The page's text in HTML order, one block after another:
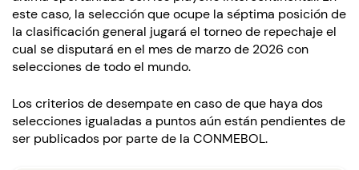
este caso, la selección que ocupe la séptima posición de
la clasificación general jugará el torneo de repechaje el
cual se disputará en el mes de marzo de 2026 con
selecciones de todo el mundo.
Los criterios de desempate en caso de que haya dos
selecciones igualadas a puntos aún están pendientes de
ser publicados por parte de la CONMEBOL.